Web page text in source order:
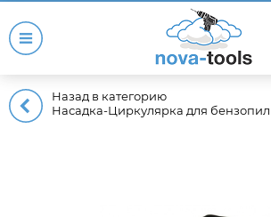
Назад в категорию
Насадка-Циркулярка для бензопил